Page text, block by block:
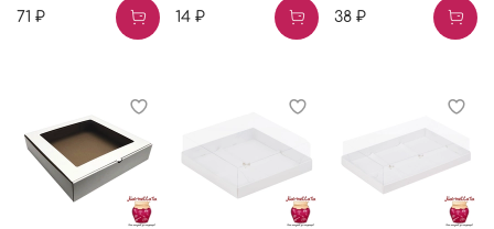
71 ₽ 14 ₽ 38 ₽